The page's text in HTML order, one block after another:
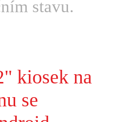
stavu.
kiosek na
se